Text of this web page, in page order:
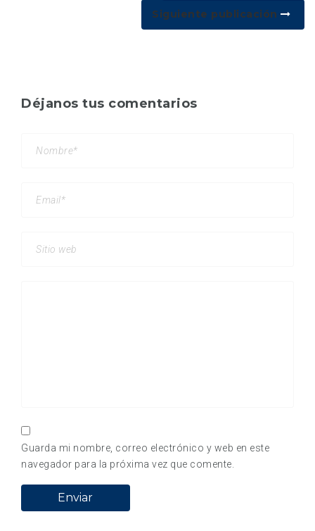
Siguiente publicación
Déjanos tus comentarios
Guarda mi nombre, correo electrónico y web en este
navegador para la próxima vez que comente.